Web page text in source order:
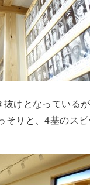
けとなっている
そりと、4基のス